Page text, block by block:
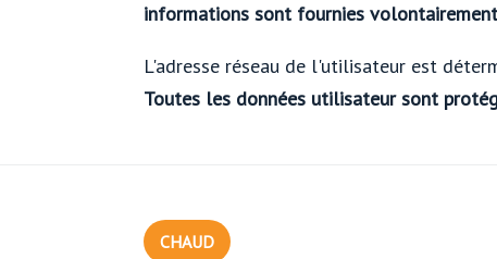
informations sont fournies
L'adresse réseau de l'utilisateur est
Toutes les données utilisateur sont
CHAUD